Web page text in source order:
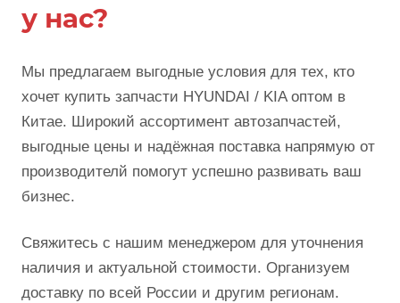
у нас?
Мы предлагаем выгодные условия для тех, кто
хочет купить запчасти HYUNDAI / KIA оптом в
Китае. Широкий ассортимент автозапчастей,
выгодные цены и надёжная поставка напрямую от
производителй помогут успешно развивать ваш
бизнес.
Свяжитесь с нашим менеджером для уточнения
наличия и актуальной стоимости. Организуем
доставку по всей России и другим регионам.